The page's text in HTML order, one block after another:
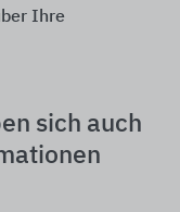
Ihre
sich auch